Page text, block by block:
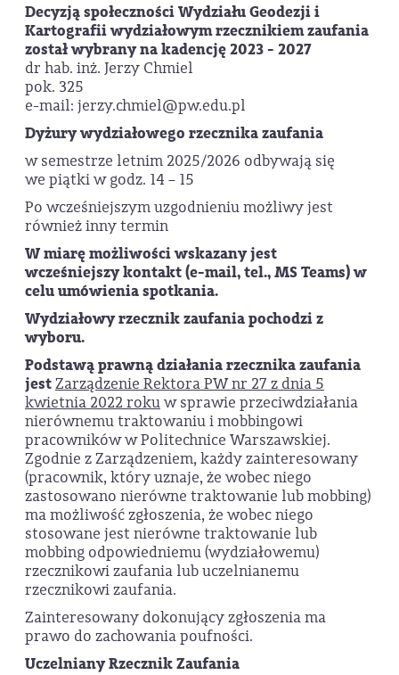
Decyzją społeczności Wydziału Geodezji i
Kartografii wydziałowym rzecznikiem zaufania
został wybrany na kadencję 2023 - 2027
dr hab. inż. Jerzy Chmiel
pok. 325
e-mail: jerzy.chmiel@pw.edu.pl
Dyżury wydziałowego rzecznika zaufania
w semestrze letnim 2025/2026 odbywają się
we piątki w godz. 14 – 15
Po wcześniejszym uzgodnieniu możliwy jest
również inny termin
W miarę możliwości wskazany jest
wcześniejszy kontakt (e-mail, tel., MS Teams) w
celu umówienia spotkania.
Wydziałowy rzecznik zaufania pochodzi z
wyboru.
Podstawą prawną działania rzecznika zaufania
jestZarządzenie Rektora PW nr 27 z dnia 5
kwietnia 2022 rokuw sprawie przeciwdziałania
nierównemu traktowaniu i mobbingowi
pracowników w Politechnice Warszawskiej.
Zgodnie z Zarządzeniem, każdy zainteresowany
(pracownik, który uznaje, że wobec niego
zastosowano nierówne traktowanie lub mobbing)
ma możliwość zgłoszenia, że wobec niego
stosowane jest nierówne traktowanie lub
mobbing odpowiedniemu (wydziałowemu)
rzecznikowi zaufania lub uczelnianemu
rzecznikowi zaufania.
Zainteresowany dokonujący zgłoszenia ma
prawo do zachowania poufności.
Uczelniany Rzecznik Zaufania